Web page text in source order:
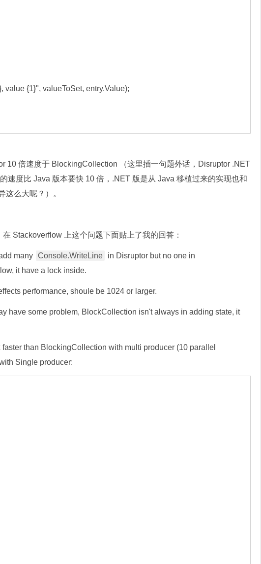
{1}", valueToSet, entry.Value);
10 倍速度于 BlockingCollection （这里插一句题外话，Disruptor .NET
速度比 Java 版本要快 10 倍，.NET 版是从 Java 移植过来的实现也和
这么大呢？）。
Stackoverflow 上这个问题下面贴上了我的回答：
many Console.WriteLine
in Disruptor but no one in
it have a lock inside.
performance, shoule be 1024 or larger.
have some problem, BlockCollection isn't always in adding state, it
faster than BlockingCollection with multi producer (10 parallel
Single producer: